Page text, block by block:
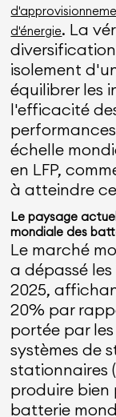
d'énergie. La
isolement
équilibrer les
l'efficacité
échelle
en LFP,
à atteindre
Le paysage
mondiale des
Le marché
a dépassé
2025,
20% par
portée par
systèmes de
stationnaires
produire bien
batterie